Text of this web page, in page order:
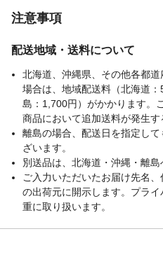
注意事項
配送地域・送料について
北海道、沖縄県、その他各都
場合は、地域配送料（北海道
島：1,700円）がかかります。
商品において追加送料が発生す
離島の場合、配送日を指定し
ざいます。
別送品は、北海道・沖縄・離島
ご入力いただいたお届け先名
の出荷元に開示します。プラ
重に取り扱います。